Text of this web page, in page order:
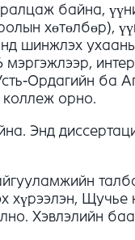
байна,
хөтөлбөр),
шинжлэх
Ордагийн ба
коллеж орно.
Энд
хүрээлэн,
Хэвлэлийн